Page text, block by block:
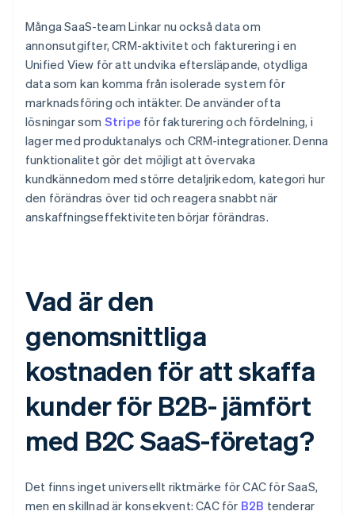
Många SaaS-team Linkar nu också data om
annonsutgifter, CRM-aktivitet och fakturering i en
Unified View för att undvika eftersläpande, otydliga
data som kan komma från isolerade system för
marknadsföring och intäkter. De använder ofta
lösningar som Stripe för fakturering och fördelning, i
lager med produktanalys och CRM-integrationer. Denna
funktionalitet gör det möjligt att övervaka
kundkännedom med större detaljrikedom, kategori hur
den förändras över tid och reagera snabbt när
anskaffningseffektiviteten börjar förändras.
Vad är den
genomsnittliga
kostnaden för att skaffa
kunder för B2B- jämfört
med B2C SaaS-företag?
Det finns inget universellt riktmärke för CAC för SaaS,
men en skillnad är konsekvent: CAC för B2B tenderar